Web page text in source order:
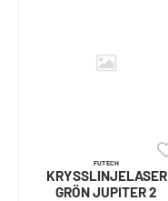
FUTECH
KRYSSLINJELASER
GRÖN JUPITER 2